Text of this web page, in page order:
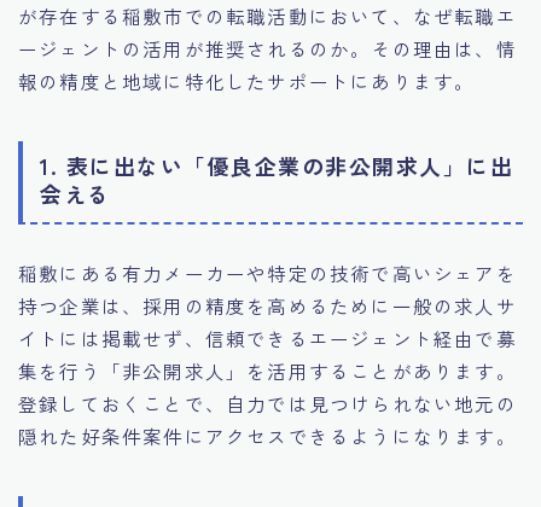
が存在する稲敷市での転職活動において、なぜ転職エ
ージェントの活用が推奨されるのか。その理由は、情
報の精度と地域に特化したサポートにあります。
1. 表に出ない「優良企業の非公開求人」に出
会える
稲敷にある有力メーカーや特定の技術で高いシェアを
持つ企業は、採用の精度を高めるために一般の求人サ
イトには掲載せず、信頼できるエージェント経由で募
集を行う「非公開求人」を活用することがあります。
登録しておくことで、自力では見つけられない地元の
隠れた好条件案件にアクセスできるようになります。